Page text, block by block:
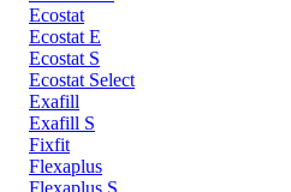
Ecostat
Ecostat E
Ecostat S
Ecostat Select
Exafill
Exafill S
Fixfit
Flexaplus
Flexaplus S